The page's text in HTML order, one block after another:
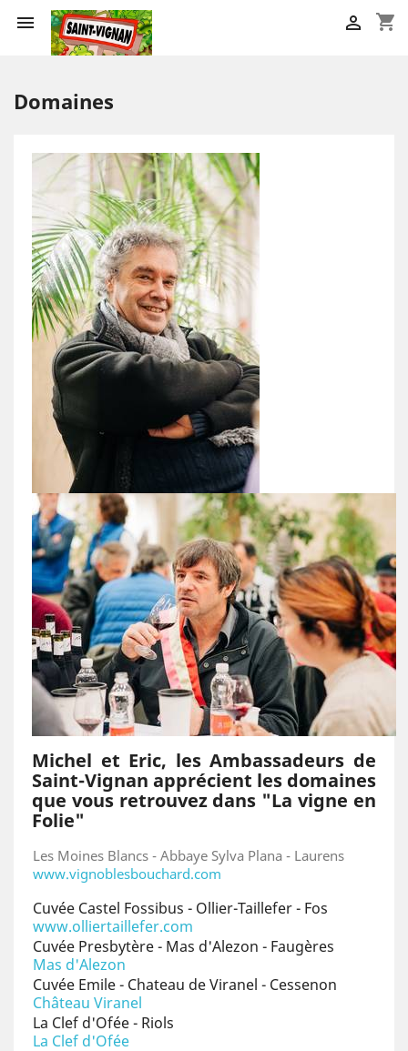
 shopping_cart

Domaines
Michel et Eric, les Ambassadeurs de
Saint-Vignan apprécient les domaines
que vous retrouvez dans "La vigne en
Folie"
Les Moines Blancs - Abbaye Sylva Plana - Laurens
www.vignoblesbouchard.com
Cuvée Castel Fossibus - Ollier-Taillefer - Fos
www.olliertaillefer.com
Cuvée Presbytère - Mas d'Alezon - Faugères
Mas d'Alezon
Cuvée Emile - Chateau de Viranel - Cessenon
Château Viranel
La Clef d'Ofée - Riols
La Clef d'Ofée